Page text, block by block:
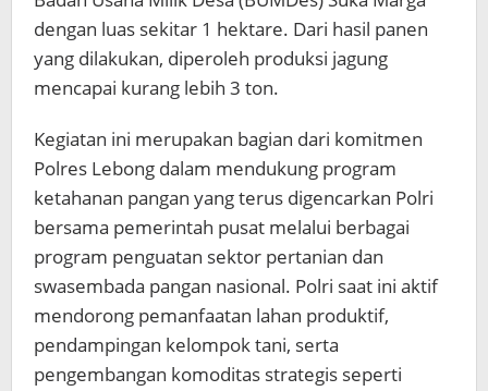
dengan luas sekitar 1 hektare. Dari hasil panen
yang dilakukan, diperoleh produksi jagung
mencapai kurang lebih 3 ton.
Kegiatan ini merupakan bagian dari komitmen
Polres Lebong dalam mendukung program
ketahanan pangan yang terus digencarkan Polri
bersama pemerintah pusat melalui berbagai
program penguatan sektor pertanian dan
swasembada pangan nasional. Polri saat ini aktif
mendorong pemanfaatan lahan produktif,
pendampingan kelompok tani, serta
pengembangan komoditas strategis seperti